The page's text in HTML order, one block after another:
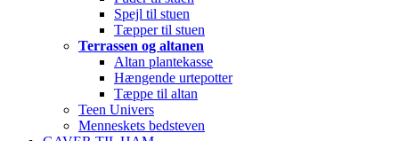
Spejl til stuen
Tæpper til stuen
Terrassen og altanen
Altan plantekasse
Hængende urtepotter
Tæppe til altan
Teen Univers
Menneskets bedsteven